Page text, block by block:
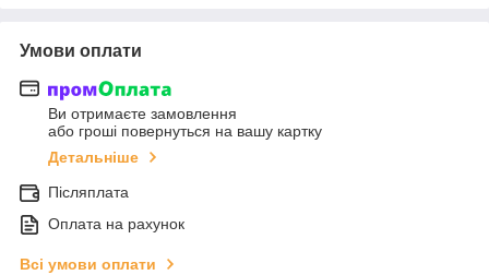
Умови оплати
Ви отримаєте замовлення
або гроші повернуться на вашу картку
Детальніше
Післяплата
Оплата на рахунок
Всі умови оплати